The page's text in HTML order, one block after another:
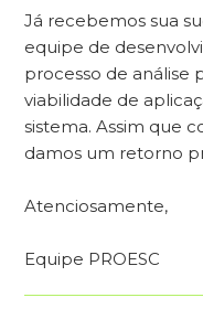
Já recebemos sua
equipe de
processo de análise
viabilidade de
sistema. Assim que
damos um retorno
Atenciosamente,
Equipe PROESC